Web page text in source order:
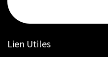
Lien Utiles